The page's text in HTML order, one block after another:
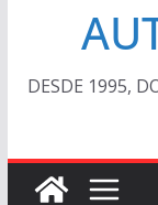
DESDE 1995,